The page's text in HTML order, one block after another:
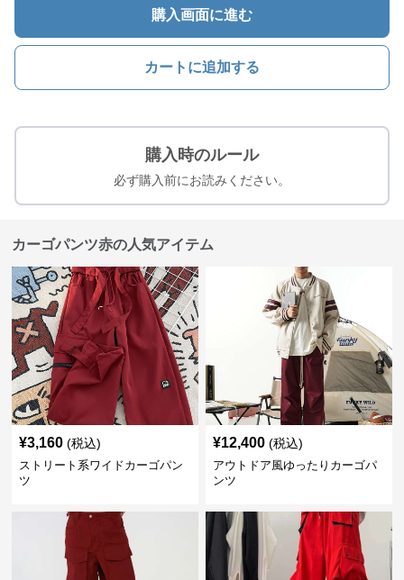
購入画面に進む
カートに追加する
購入時のルール
必ず購入前にお読みください。
カーゴパンツ赤の人気アイテム
¥3,160 (税込)
ストリート系ワイドカーゴパン
ツ
¥12,400 (税込)
アウトドア風ゆったりカーゴパ
ンツ